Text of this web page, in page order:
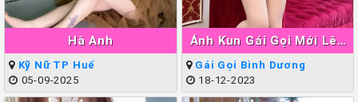
Hà Anh
Kỹ Nữ TP Huế
05-09-2025
Ánh Kun Gái Gọi Mới Lên
Sóng Thuận An
Gái Gọi Bình Dương
18-12-2023